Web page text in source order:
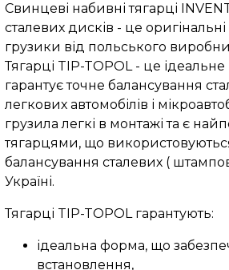
Свинцеві набивні тягарці
сталевих дисків - це
грузики від польського
Тягарці TIP-TOPOL - це
гарантує точне балансування
легкових автомобілів і
грузила легкі в монтажі та є
тягарцями, що
балансування сталевих (
Україні.
Тягарці TIP-TOPOL гарантують:
ідеальна форма, що
встановлення,